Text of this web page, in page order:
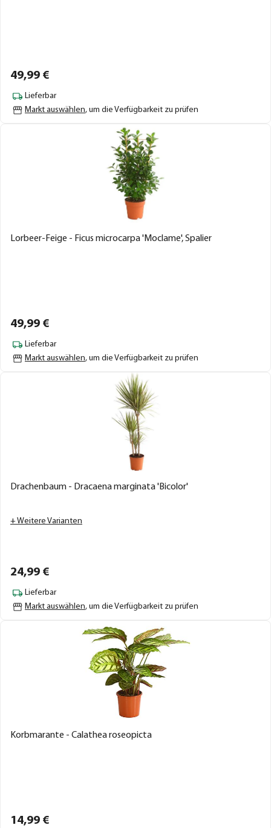
49,99 €
Lieferbar
Markt auswählen, um die Verfügbarkeit zu prüfen
Lorbeer-Feige - Ficus microcarpa 'Moclame', Spalier
49,99 €
Lieferbar
Markt auswählen, um die Verfügbarkeit zu prüfen
Drachenbaum - Dracaena marginata 'Bicolor'
+ Weitere Varianten
24,99 €
Lieferbar
Markt auswählen, um die Verfügbarkeit zu prüfen
Korbmarante - Calathea roseopicta
14,99 €